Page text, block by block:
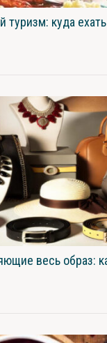
туризм: куда
весь образ: